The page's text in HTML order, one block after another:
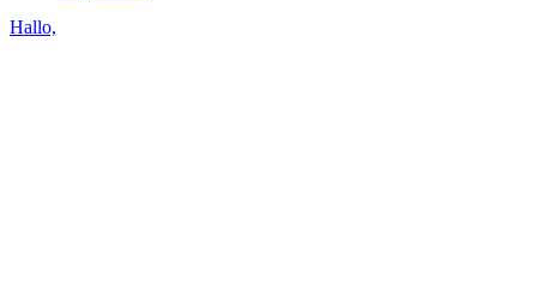
Hallo,